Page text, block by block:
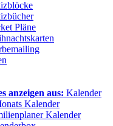
Pläne
anzeigen aus: Kalender
Kalender
Kalender